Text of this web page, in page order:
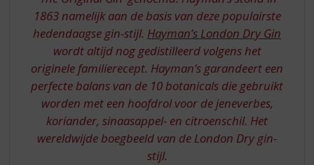
GIN
1863 namelijk aan de basis van deze populairste
hedendaagse gin-stijl. Hayman’s London Dry Gin
wordt altijd nog gedistilleerd volgens het
originele familierecept. Hayman’s garandeert een
perfecte balans van de 10 botanicals die gebruikt
worden met een hoofdrol voor de jeneverbes,
koriander, sinaasappel- en citroenschil. Het
wereldwijde boegbeeld van de London Dry gin-
stijl.